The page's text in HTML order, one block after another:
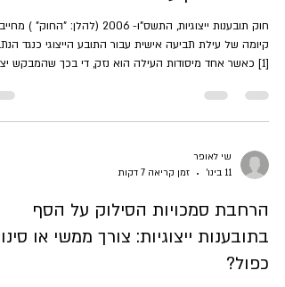
חוק תובענות ייצוגיות, התשס"ו- 2006 (להלן: "החוק" ) מחייב
קיומה של עילת תביעה אישית עבור התובע הייצוגי כנגד
[1] כאשר אחד מיסודות העילה הוא נזק, די בכך שהמבקש
[2] דרישה זו נועדה לשמש מנגנון סינון מוקדם, שמטרתו
הגשת תביעות סרק, לצמצם את בעיית הנציג, ולהבטיח כי
ההצדקה לדרישת העילה האישית בתובענות ייצוגיות שעניינן
עוולות המוניות, ומציע עמדה
שי לאופר
11 בינו׳
זמן קריאה 7 דקות
הרחבת סמכויות הסילוק על הסף
בתובענות ייצוגיות: צורך ממשי או
כפול?